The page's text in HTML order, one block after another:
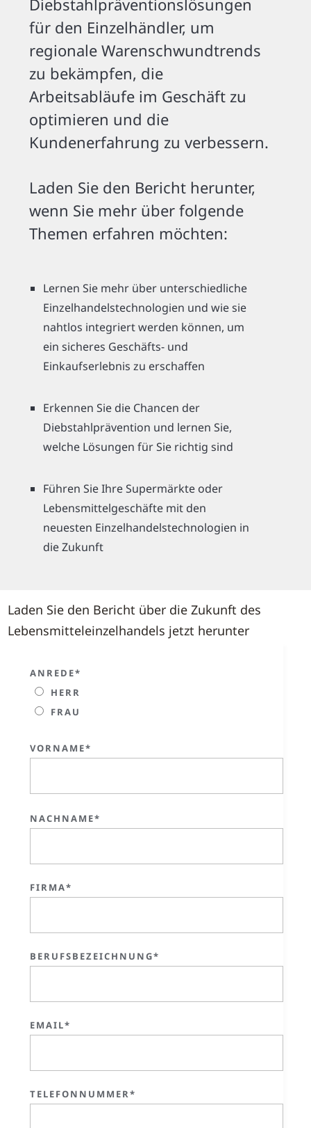
für den Einzelhändler, um
regionale Warenschwundtrends
zu bekämpfen, die
Arbeitsabläufe im Geschäft zu
optimieren und die
Kundenerfahrung zu verbessern.
Laden Sie den Bericht herunter,
wenn Sie mehr über folgende
Themen erfahren möchten:
Lernen Sie mehr über unterschiedliche
Einzelhandelstechnologien und wie sie
nahtlos integriert werden können, um
ein sicheres Geschäfts- und
Einkaufserlebnis zu erschaffen
Erkennen Sie die Chancen der
Diebstahlprävention und lernen Sie,
welche Lösungen für Sie richtig sind
Führen Sie Ihre Supermärkte oder
Lebensmittelgeschäfte mit den
neuesten Einzelhandelstechnologien in
die Zukunft
Laden Sie den Bericht über die Zukunft des
Lebensmitteleinzelhandels jetzt herunter
ANREDE*
HERR
FRAU
VORNAME*
NACHNAME*
FIRMA*
BERUFSBEZEICHNUNG*
EMAIL*
TELEFONNUMMER*